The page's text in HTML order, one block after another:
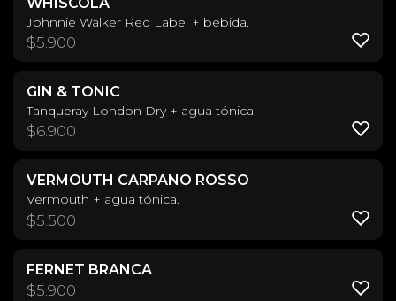
Johnnie Walker Red Label + bebida.
$5.900
GIN & TONIC
Tanqueray London Dry + agua tónica.
$6.900
VERMOUTH CARPANO ROSSO
Vermouth + agua tónica.
$5.500
FERNET BRANCA
$5.900